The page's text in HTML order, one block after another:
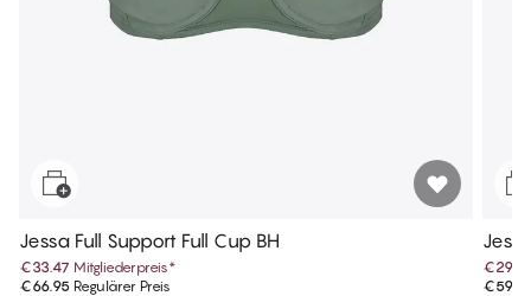
Jessa Full Support Full Cup BH
€33.47 Mitgliederpreis*
€66.95 Regulärer Preis